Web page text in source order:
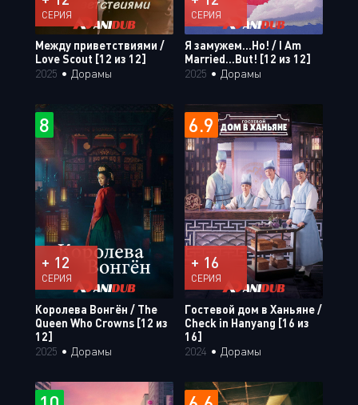
СЕРИЯ
Между приветствиями /
Love Scout [12 из 12]
2025 • Дорамы
СЕРИЯ
Я замужем...Но! / I Am
Married...But! [12 из 12]
2025 • Дорамы
8
+ 12
СЕРИЯ
Королева Вонгён / The
Queen Who Crowns [12 из
12]
2025 • Дорамы
6.9
+ 16
СЕРИЯ
Гостевой дом в Ханьяне /
Check in Hanyang [16 из
16]
2024 • Дорамы